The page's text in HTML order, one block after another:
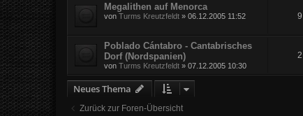
Megalithen auf Menorca
von Turms Kreutzfeldt » 06.12.2005 11:52 9
Poblado Cántabro - Cantabrisches
Dorf (Nordspanien)
von Turms Kreutzfeldt » 07.12.2005 10:30
2
Neues Thema
Zurück zur Foren-Übersicht